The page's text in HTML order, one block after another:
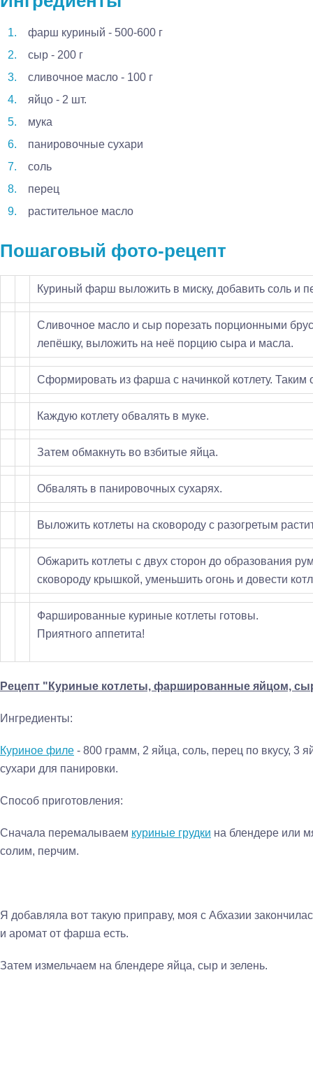
фарш куриный - 500-600 г
сыр - 200 г
сливочное масло - 100 г
яйцо - 2 шт.
мука
панировочные сухари
соль
перец
растительное масло
Пошаговый фото-рецепт
Куриный фарш выложить в миску, добавить соль и
Сливочное масло и сыр порезать порционными
лепёшку, выложить на неё порцию сыра и масла.
Сформировать из фарша с начинкой котлету. Таким
Каждую котлету обвалять в муке.
Затем обмакнуть во взбитые яйца.
Обвалять в панировочных сухарях.
Выложить котлеты на сковороду с разогретым
Обжарить котлеты с двух сторон до образования
сковороду крышкой, уменьшить огонь и довести
Фаршированные куриные котлеты готовы.
Приятного аппетита!
Рецепт "Куриные котлеты, фаршированные яйцом,
Ингредиенты:
Куриное филе - 800 грамм, 2 яйца, соль, перец по вкусу, 3
сухари для панировки.
Способ приготовления:
Сначала перемалываем куриные грудки на блендере или
солим, перчим.
Я добавляла вот такую приправу, моя с Абхазии
и аромат от фарша есть.
Затем измельчаем на блендере яйца, сыр и зелень.